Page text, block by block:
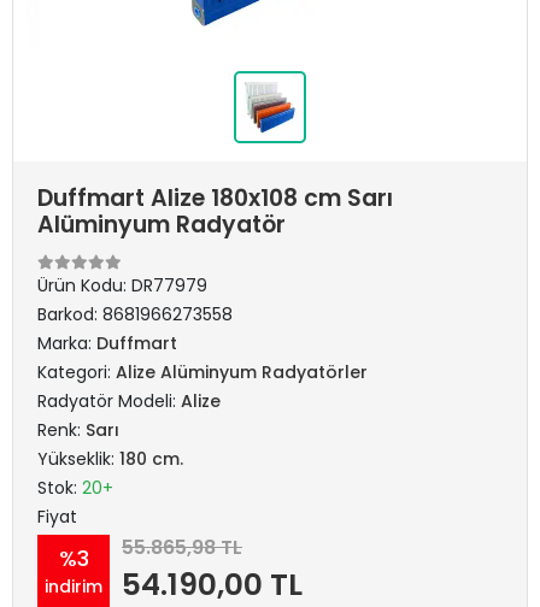
Duffmart Alize 180x108 cm Sarı
Alüminyum Radyatör
Ürün Kodu: DR77979
Barkod: 8681966273558
Marka: Duffmart
Kategori: Alize Alüminyum Radyatörler
Radyatör Modeli: Alize
Renk: Sarı
Yükseklik: 180 cm.
Stok: 20+
Fiyat
%3
indirim
55.865,98 TL
54.190,00 TL